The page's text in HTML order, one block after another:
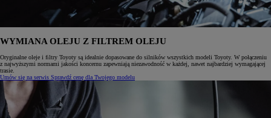
WYMIANA OLEJU Z FILTREM OLEJU
Oryginalne oleje i ﬁltry Toyoty są idealnie dopasowane do silników wszystkich modeli Toyoty. W połączeniu
z najwyższymi normami jakości koncernu zapewniają niezawodność w każdej, nawet najbardziej wymagającej
trasie.
Umów się na serwis Sprawdź cenę dla Twojego modelu